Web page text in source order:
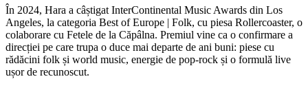
În 2024, Hara a câștigat InterContinental Music Awards din Los
Angeles, la categoria Best of Europe | Folk, cu piesa Rollercoaster, o
colaborare cu Fetele de la Căpâlna. Premiul vine ca o confirmare a
direcției pe care trupa o duce mai departe de ani buni: piese cu
rădăcini folk și world music, energie de pop-rock și o formulă live
ușor de recunoscut.